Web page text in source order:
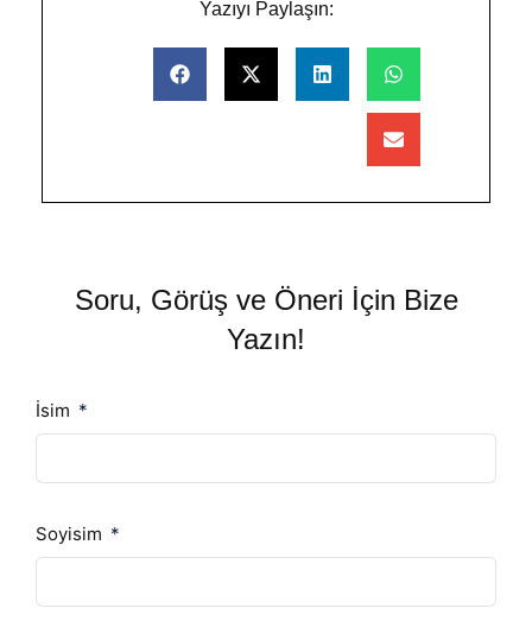
Yazıyı Paylaşın:
Soru, Görüş ve Öneri İçin Bize
Yazın!
İsim
Soyisim